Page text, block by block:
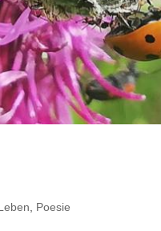
, Poesie